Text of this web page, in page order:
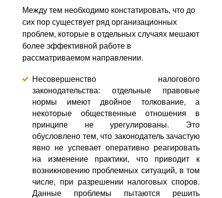
Между тем необходимо констатировать, что до
сих пор существует ряд организационных
проблем, которые в отдельных случаях мешают
более эффективной работе в
рассматриваемом направлении.
Несовершенство налогового
законодательства: отдельные правовые
нормы имеют двойное толкование, а
некоторые общественные отношения в
принципе не урегулированы. Это
обусловлено тем, что законодатель зачастую
явно не успевает оперативно реагировать
на изменение практики, что приводит к
возникновению проблемных ситуаций, в том
числе, при разрешении налоговых споров.
Данные проблемы пытаются решить